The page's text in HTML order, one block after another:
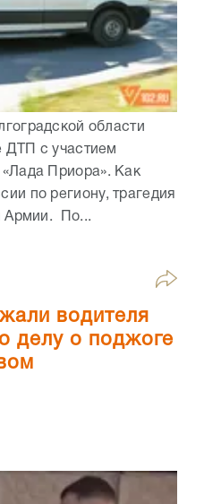
области
ДТП с участием
Приора». Как
по региону, трагедия
Армии. По...
водителя
делу о поджоге